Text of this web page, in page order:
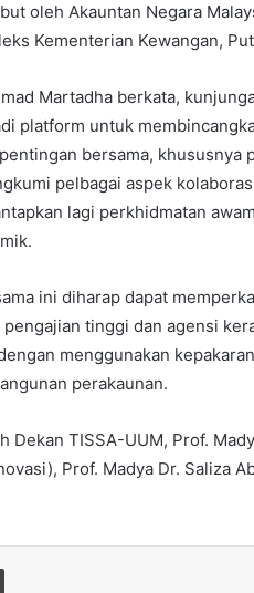
oleh Akauntan Negara
Kementerian Kewangan,
Martadha berkata,
platform untuk
bersama, khususnya
pelbagai aspek
lagi perkhidmatan
ini diharap dapat
tinggi dan agensi
menggunakan
perakaunan.
TISSA-UUM, Prof.
Prof. Madya Dr. Saliza